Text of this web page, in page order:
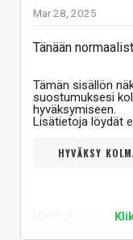
Mar 28, 2025
Tänään
Tämän sisällön
suostumuksesi
hyväksymiseen.
Lisätietoja löydät
HYVÄKSY